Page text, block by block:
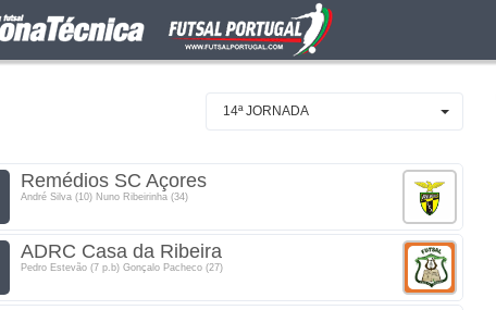
14ª JORNADA
Remédios SC Açores
André Silva (10) Nuno Ribeirinha (34)
ADRC Casa da Ribeira
Pedro Estevão (7 p.b) Gonçalo Pacheco (27)